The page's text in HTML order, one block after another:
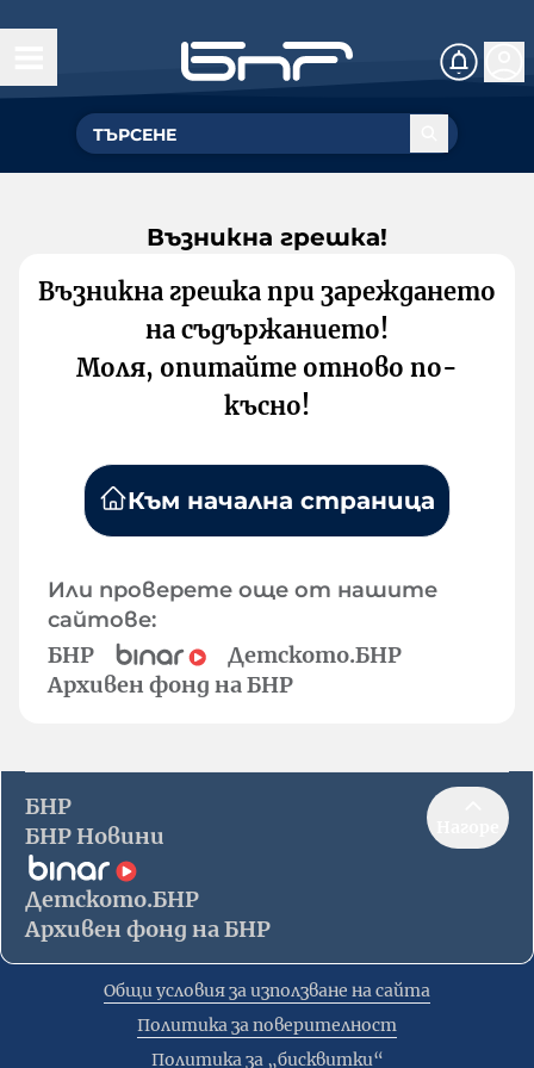
Възникна грешка!
Възникна грешка при зареждането
на съдържанието!
Моля, опитайте отново по-
късно!
Към начална страница
Или проверете още от нашите
сайтове:
БНР
Детското.БНР
Архивен фонд на БНР
БНР
БНР Новини
Детското.БНР
Архивен фонд на БНР
Общи условия за използване на сайта
Политика за поверителност
Политика за „бисквитки“